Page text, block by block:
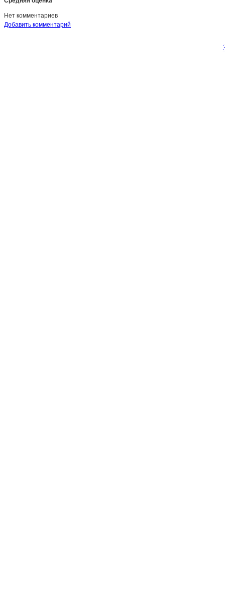
Нет комментариев
Добавить комментарий